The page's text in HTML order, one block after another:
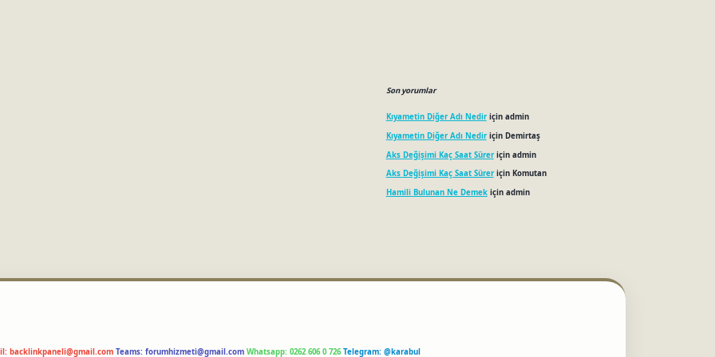
Son yorumlar
Kıyametin Diğer Adı Nediriçin admin
Kıyametin Diğer Adı Nediriçin Demirtaş
Aks Değişimi Kaç Saat Süreriçin admin
Aks Değişimi Kaç Saat Süreriçin Komutan
Hamili Bulunan Ne Demekiçin admin
backlinkpaneli@gmail.com Teams: forumhizmeti@gmail.com Whatsapp: 0262 606 0 726 Telegram: @karabul